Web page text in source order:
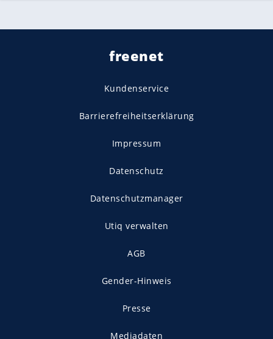
freenet
Kundenservice
Barrierefreiheitserklärung
Impressum
Datenschutz
Datenschutzmanager
Utiq verwalten
AGB
Gender-Hinweis
Presse
Mediadaten